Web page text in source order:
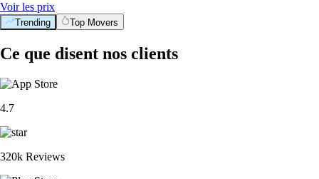
Voir les prix
Trending Top Movers
Ce que disent nos clients
4.7
320k Reviews